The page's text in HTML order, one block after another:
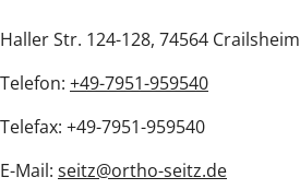
Haller Str. 124-128, 74564 Crailsheim
Telefon: +49-7951-959540
Telefax: +49-7951-959540
E-Mail: seitz@ortho-seitz.de